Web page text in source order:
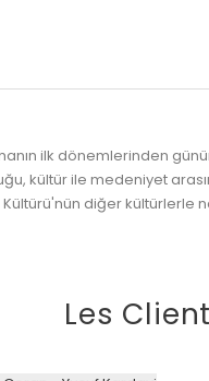
ilk dönemlerinden
kültür ile medeniyet
diğer kültürlerle
Les